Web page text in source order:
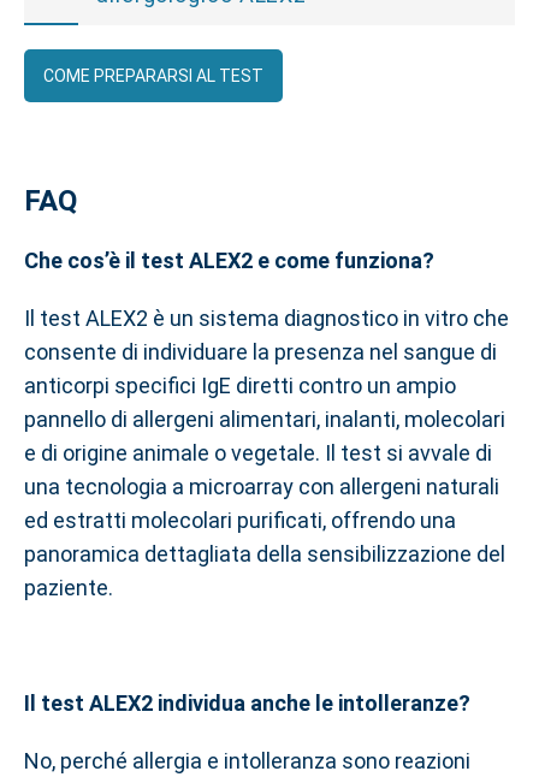
COME PREPARARSI AL TEST
FAQ
Che cos’è il test ALEX2 e come funziona?
Il test ALEX2 è un sistema diagnostico in vitro che
consente di individuare la presenza nel sangue di
anticorpi specifici IgE diretti contro un ampio
pannello di allergeni alimentari, inalanti, molecolari
e di origine animale o vegetale. Il test si avvale di
una tecnologia a microarray con allergeni naturali
ed estratti molecolari purificati, offrendo una
panoramica dettagliata della sensibilizzazione del
paziente.
Il test ALEX2 individua anche le intolleranze?
No, perché allergia e intolleranza sono reazioni